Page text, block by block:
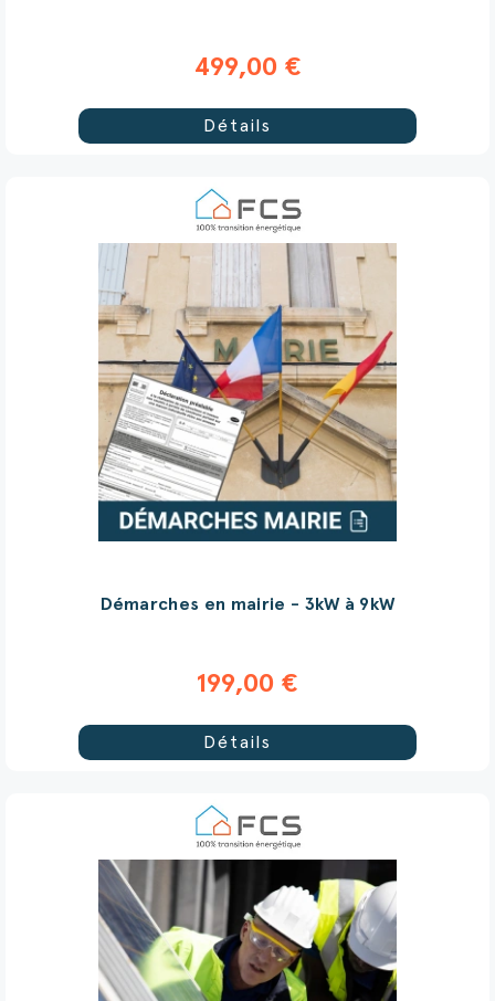
499,00 €
Détails
Démarches en mairie - 3kW à 9kW
199,00 €
Détails